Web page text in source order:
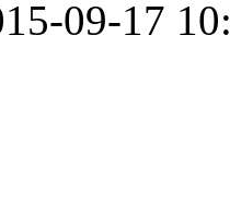
09-17